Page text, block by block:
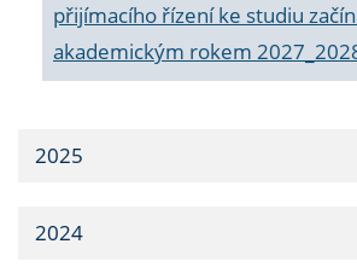
přijímacího řízení ke studiu
akademickým rokem
2025
2024